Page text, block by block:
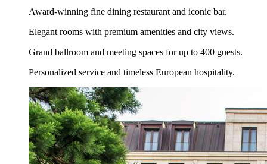
Award-winning fine dining restaurant and iconic bar.
Elegant rooms with premium amenities and city views.
Grand ballroom and meeting spaces for up to 400 guests.
Personalized service and timeless European hospitality.